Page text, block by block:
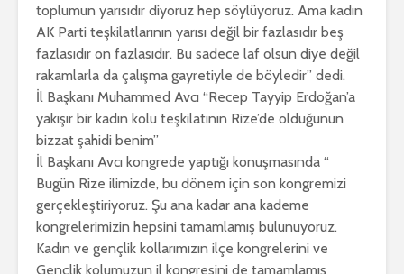
toplumun yarısıdır diyoruz hep söylüyoruz. Ama kadın
AK Parti teşkilatlarının yarısı değil bir fazlasıdır beş
fazlasıdır on fazlasıdır. Bu sadece laf olsun diye değil
rakamlarla da çalışma gayretiyle de böyledir” dedi.
İl Başkanı Muhammed Avcı “Recep Tayyip Erdoğan’a
yakışır bir kadın kolu teşkilatının Rize’de olduğunun
bizzat şahidi benim”
İl Başkanı Avcı kongrede yaptığı konuşmasında “
Bugün Rize ilimizde, bu dönem için son kongremizi
gerçekleştiriyoruz. Şu ana kadar ana kademe
kongrelerimizin hepsini tamamlamış bulunuyoruz.
Kadın ve gençlik kollarımızın ilçe kongrelerini ve
Gençlik kolumuzun il kongresini de tamamlamış